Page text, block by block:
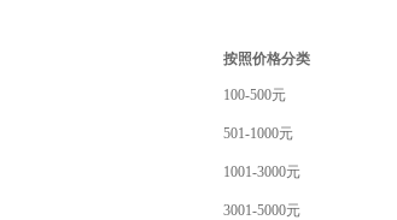
按照价格分类
100-500元
501-1000元
1001-3000元
3001-5000元